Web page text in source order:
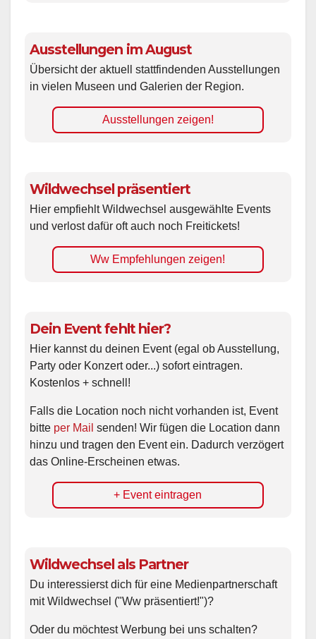
Ausstellungen im August
Übersicht der aktuell stattfindenden Ausstellungen
in vielen Museen und Galerien der Region.
Ausstellungen zeigen!
Wildwechsel präsentiert
Hier empfiehlt Wildwechsel ausgewählte Events
und verlost dafür oft auch noch Freitickets!
Ww Empfehlungen zeigen!
Dein Event fehlt hier?
Hier kannst du deinen Event (egal ob Ausstellung,
Party oder Konzert oder...) sofort eintragen.
Kostenlos + schnell!
Falls die Location noch nicht vorhanden ist, Event
bitte per Mail senden! Wir fügen die Location dann
hinzu und tragen den Event ein. Dadurch verzögert
das Online-Erscheinen etwas.
+ Event eintragen
Wildwechsel als Partner
Du interessierst dich für eine Medienpartnerschaft
mit Wildwechsel ("Ww präsentiert!")?
Oder du möchtest Werbung bei uns schalten?